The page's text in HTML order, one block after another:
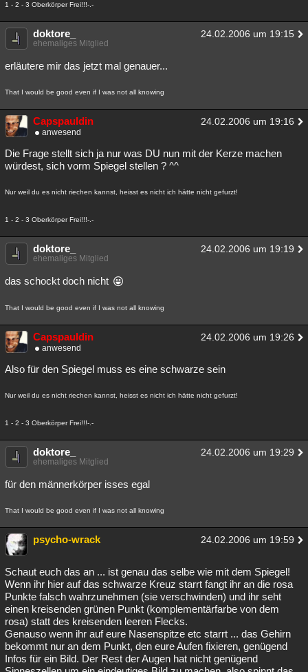
1 - 2 - 3 Oberkörper Frei!!!-.-
doktore_ 24.02.2006 um 19:15
ehemaliges Mitglied
erläutere mir das jetzt mal genauer...
That I would be good even if I was not all knowing
Capspauldin 24.02.2006 um 19:16
anwesend
Die Frage stellt sich ja nur was DU nun mit der Kerze machen
würdest, sich vorm Spiegel stellen ? ^^
Nur weil du es nicht riechen kannst, heisst es nicht ich hätte nicht gefurzt!
1 - 2 - 3 Oberkörper Frei!!!-.-
doktore_ 24.02.2006 um 19:19
ehemaliges Mitglied
das schockt doch nicht
That I would be good even if I was not all knowing
Capspauldin 24.02.2006 um 19:26
anwesend
Also für den Spiegel muss es eine schwarze sein
Nur weil du es nicht riechen kannst, heisst es nicht ich hätte nicht gefurzt!
1 - 2 - 3 Oberkörper Frei!!!-.-
doktore_ 24.02.2006 um 19:29
ehemaliges Mitglied
für den männerkörper isses egal
That I would be good even if I was not all knowing
psycho-wrack 24.02.2006 um 19:59
Schaut euch das an ... ist genau das selbe wie mit dem Spiegel!
Wenn ihr hier auf das schwarze Kreuz starrt fangt ihr an die rosa
Punkte falsch wahrzunehmen (sie verschwinden) und ihr seht
einen kreisenden grünen Punkt (komplementärfarbe von dem
rosa) statt des kreisenden leeren Flecks.
Genauso wenn ihr auf eure Nasenspitze etc starrt ... das Gehirn
bekommt nur an dem Punkt, den eure Aufen fixieren, genügend
Infos für ein Bild. Der Rest der Augen hat nicht genügend